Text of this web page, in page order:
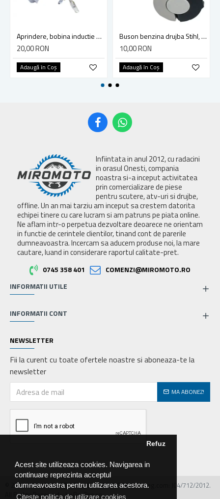
Acest site utilizeaza cookies. Navigarea in
continuare reprezinta acceptul
dumneavoastra pentru utilizarea acestora.
Citeste politica de utilizare cookies
Refuz
Aprindere, bobina inductie motocoasa chinezeasca TL43 TL 52, Ruris Dac 210, Dac 310
20,00 RON
Adaugă în Coş
Buson benzina drujba Stihl, model cu clapeta
10,00 RON
Adaugă în Coş
Infiintata in anul 2012, cu radacini
in orasul Onesti, compania
noastra si-a inceput activitatea
prin comercializare de piese
pentru scutere, atv-uri si drujbe,
offline. Un an mai tarziu am inceput sa crestem datorita
echipei tinere cu care lucram si am patruns pe piata online.
Ne aflam intr-o perpetua dezvoltare deoarece ne orientam
in functie de cerintele clientilor, tinand cont de parerile
dumneavoastra. Incercam sa aducem produse noi, la mare
cautare, luand in considerare raportul calitate-pret.
0745 358 401
COMENZI@MIROMOTO.RO
INFORMATII UTILE
INFORMATII CONT
NEWSLETTER
Fii la curent cu toate ofertele noastre si aboneaza-te la
newsletter
MA ABONEZ!
© 2026 MIRALEX PARTS SRL, CIF: RO30468586, Nr.reg.com: J04/712/2012.
All Rights Reserved - by DevPro.ro